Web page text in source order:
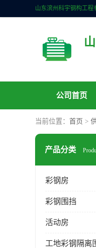
公司首页
当前位置： 首页 >
产品分类
彩钢房
彩钢围挡
活动房
工地彩钢隔离